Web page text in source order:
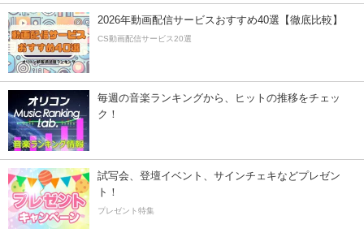
2026年動画配信サービスおすすめ40選【徹底比較】
CS動画配信サービス20選
毎週の音楽ランキングから、ヒットの推移をチェッ
ク！
試写会、登壇イベント、サインチェキなどプレゼン
ト！
プレゼント特集